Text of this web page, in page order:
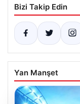
Bizi Takip Edin
Yan Manşet